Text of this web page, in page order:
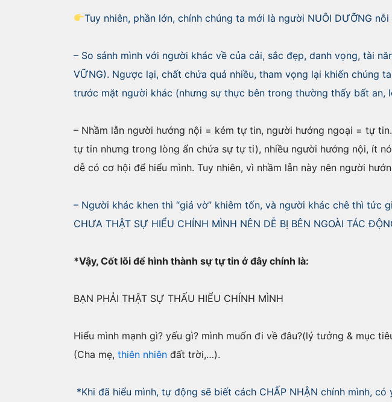
Tuy nhiên, phần lớn, chính chúng ta mới là người NUÔI DƯỠNG
– So sánh mình với người khác về của cải, sắc đẹp, danh vọng, tài
VỮNG). Ngược lại, chất chứa quá nhiều, tham vọng lại khiến chúng
trước mặt người khác (nhưng sự thực bên trong thường thấy bất an,
– Nhầm lẫn người hướng nội = kém tự tin, người hướng ngoại = tự
tự tin nhưng trong lòng ẩn chứa sự tự ti), nhiều người hướng nội, ít
dễ có cơ hội để hiểu mình. Tuy nhiên, vì nhầm lẫn này nên người
– Người khác khen thì “giả vờ” khiêm tốn, và người khác chê thì
CHƯA THẬT SỰ HIỂU CHÍNH MÌNH NÊN DỄ BỊ BÊN NGOÀI TÁC
*Vậy, Cốt lõi để hình thành sự tự tin ở đây chính là:
BẠN PHẢI THẬT SỰ THẤU HIỂU CHÍNH MÌNH
Hiểu mình mạnh gì? yếu gì? mình muốn đi về đâu?(lý tưởng & mục
(Cha mẹ, thiên nhiên đất trời,…).
*Khi đã hiểu mình, tự động sẽ biết cách CHẤP NHẬN chính mình, có